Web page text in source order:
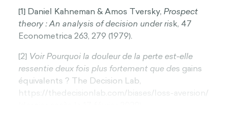
[1] Daniel Kahneman & Amos Tversky, Prospect
theory : An analysis of decision under risk, 47
Econometrica 263, 279 (1979).
[2] Voir Pourquoi la douleur de la perte est-elle
ressentie deux fois plus fortement que des gains
équivalents ? The Decision Lab,
https://thedecisionlab.com/biases/loss-aversion/